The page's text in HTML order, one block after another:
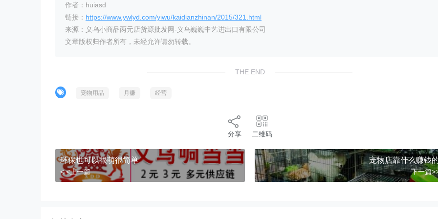
作者：huiasd
链接： https://www.ywlyd.com/yiwu/kaidianzhinan/2015/321.html
来源：义乌小商品两元店货源批发网-义乌巍巍中艺进出口有限公司
文章版权归作者所有，未经允许请勿转载。
THE END
宠物用品 月赚 经营
分享 二维码
环保也可以很萌很简单
< <上一篇
宠物店靠什么赚钱
下一篇